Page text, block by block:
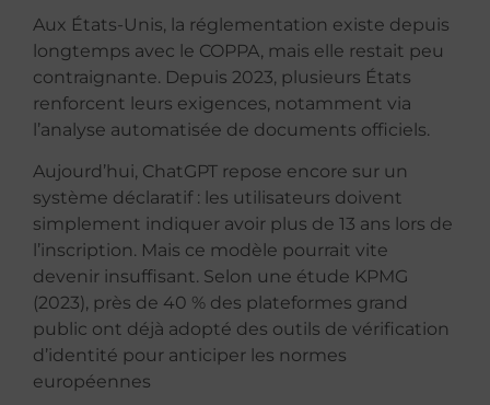
Aux États-Unis, la réglementation existe depuis
longtemps avec le COPPA, mais elle restait peu
contraignante. Depuis 2023, plusieurs États
renforcent leurs exigences, notamment via
l’analyse automatisée de documents officiels.
Aujourd’hui, ChatGPT repose encore sur un
système déclaratif : les utilisateurs doivent
simplement indiquer avoir plus de 13 ans lors de
l’inscription. Mais ce modèle pourrait vite
devenir insuffisant. Selon une étude KPMG
(2023), près de 40 % des plateformes grand
public ont déjà adopté des outils de vérification
d’identité pour anticiper les normes
européennes